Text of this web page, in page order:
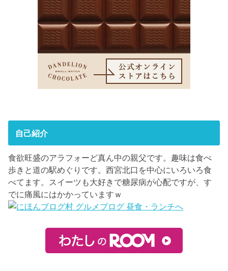
自己紹介
食欲旺盛のアラフォーど真ん中の親父です。趣味は食べ
歩きと道の駅めぐりです。西宮北口を中心にいろいろ食
べてます。スイーツも大好きで糖尿病が心配ですが、す
でに痛風にはかかっていますｗ